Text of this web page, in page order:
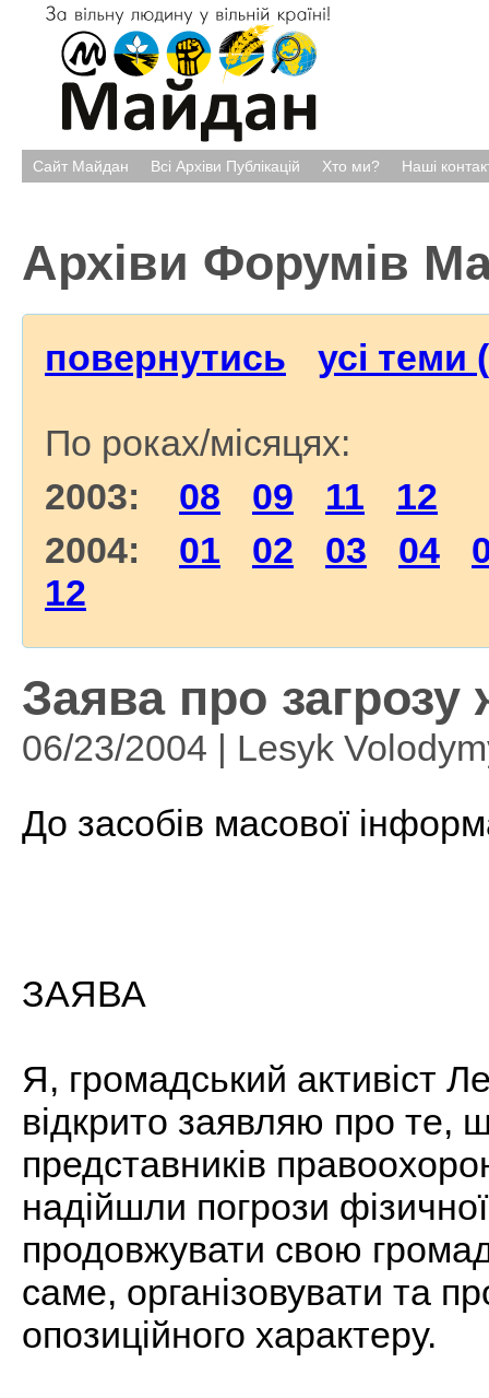
Сайт Майдан Всі Архіви Публікацій Хто ми? Наші
Архіви Форумів
повернутись усі теми
По роках/місяцях:
2003: 08 09 11
12
2004: 01 02 03 04
12
Заява про
06/23/2004 | Lesyk
До засобів масової
ЗАЯВА
Я, громадський активіст
відкрито заявляю про те,
представників
надійшли погрози
продовжувати свою
саме, організовувати та
опозиційного характеру.